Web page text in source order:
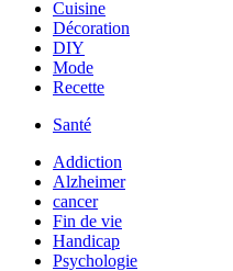
Cuisine
Décoration
DIY
Mode
Recette
Santé
Addiction
Alzheimer
cancer
Fin de vie
Handicap
Psychologie